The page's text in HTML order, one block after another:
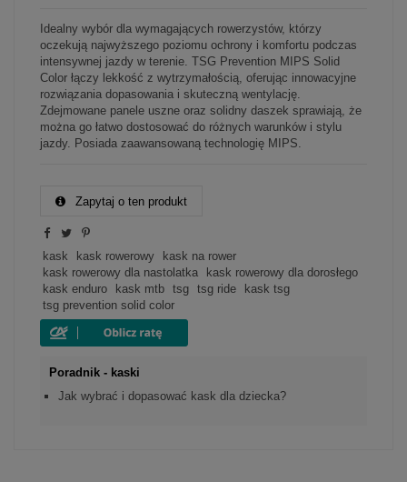
Idealny wybór dla wymagających rowerzystów, którzy
oczekują najwyższego poziomu ochrony i komfortu podczas
intensywnej jazdy w terenie. TSG Prevention MIPS Solid
Color łączy lekkość z wytrzymałością, oferując innowacyjne
rozwiązania dopasowania i skuteczną wentylację.
Zdejmowane panele uszne oraz solidny daszek sprawiają, że
można go łatwo dostosować do różnych warunków i stylu
jazdy. Posiada zaawansowaną technologię MIPS.
Zapytaj o ten produkt
kask kask rowerowy
kask na rower
kask rowerowy dla nastolatka
kask rowerowy dla dorosłego
kask enduro
kask mtb tsg tsg ride
kask tsg
tsg prevention solid color
Poradnik - kaski
Jak wybrać i dopasować kask dla dziecka?